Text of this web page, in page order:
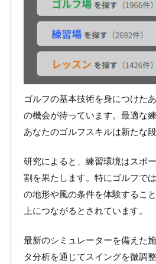
ゴルフの基本技術を身につけた
の機会が待っています。最適な
あなたのゴルフスキルは新たな
研究によると、練習環境はスポ
割を果たします。特にゴルフで
の地形や風の条件を体験するこ
上につながるとされています。
最新のシミュレーターを備えた
タ分析を通じてスイングを微調整